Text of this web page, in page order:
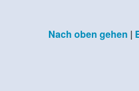
Nach oben gehen |